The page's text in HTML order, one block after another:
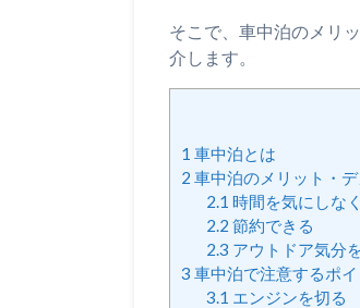
そこで、車中泊のメリ
介します。
1 車中泊とは
2 車中泊のメリット・
2.1 時間を気にしな
2.2 節約できる
2.3 アウトドア気分
3 車中泊で注意するポイ
3.1 エンジンを切る